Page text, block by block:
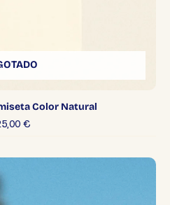
Color Natural
€